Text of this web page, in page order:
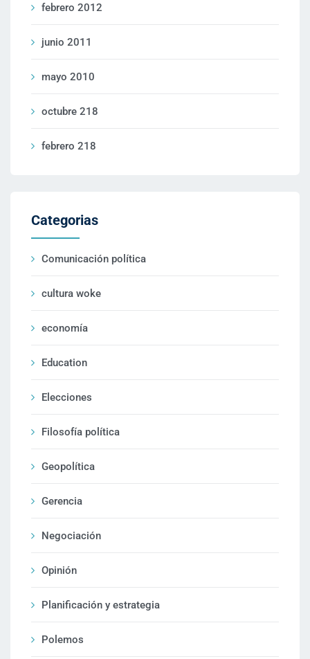
febrero 2012
junio 2011
mayo 2010
octubre 218
febrero 218
Categorias
Comunicación política
cultura woke
economía
Education
Elecciones
Filosofía política
Geopolítica
Gerencia
Negociación
Opinión
Planificación y estrategia
Polemos